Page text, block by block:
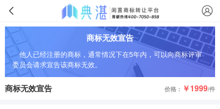
商标无效宣告
他人已经注册的商标，通常情况下在5年内，可以向商标评审
委员会请求宣告该商标无效。
商标无效宣告 价格： ￥1999/件